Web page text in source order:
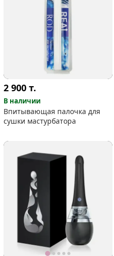
2 900т.
В наличии
Впитывающая палочка для
сушки мастурбатора